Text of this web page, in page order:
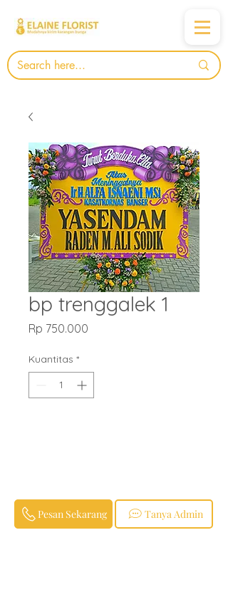
bp trenggalek 1
Rp 750.000
Kuantitas *
Tanya Admin
Pesan Sekarang